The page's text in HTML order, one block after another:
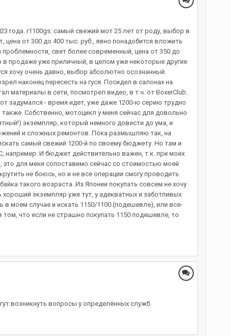
года. r1100gs: самый свежий мот 25 лет от роду, выбор в
от 300 до 400 тыс. руб., явно понадобится вложить
свет более современный, цена от 350 до
продаже уже приличный, в целом уже некоторые другие
хочу очень давно, выбор абсолютно осознанный.
наконец пересесть на гуся. Посидел в салонах на
материалы в сети, посмотрел видео, в т.ч. от BoxerClub.
задумался - время идет, уже даже 1200-ю серию трудно
Собственно, мотоцикл у меня сейчас для довольно
экземпляр, который немного довести до ума, и
и сложных ремонтов. Пока размышляю так, на
самый свежий 1200-й по своему бюджету. Но там и
например. И бюджет действительно важен, т.к. при моих
для меня сопоставимо сейчас со стоимостью моей
не боюсь, но и не все операции смогу проводить
такого возраста. Из Японии покупать совсем не хочу
экземпляр уже тут, у адекватных и заботливых
в моем случае и искать 1150/1100 (подешевле), или все-
что если не страшно покупать 1150 подешевле, то
возникнуть вопросы у определённых служб.